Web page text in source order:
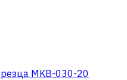
MKB-030-20